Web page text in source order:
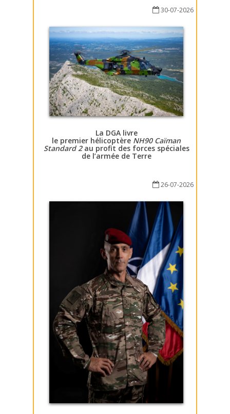
30-07-2026
La DGA livre
le premier hélicoptère NH90 Caïman
Standard 2au profit des forces spéciales
de l’armée de Terre
26-07-2026